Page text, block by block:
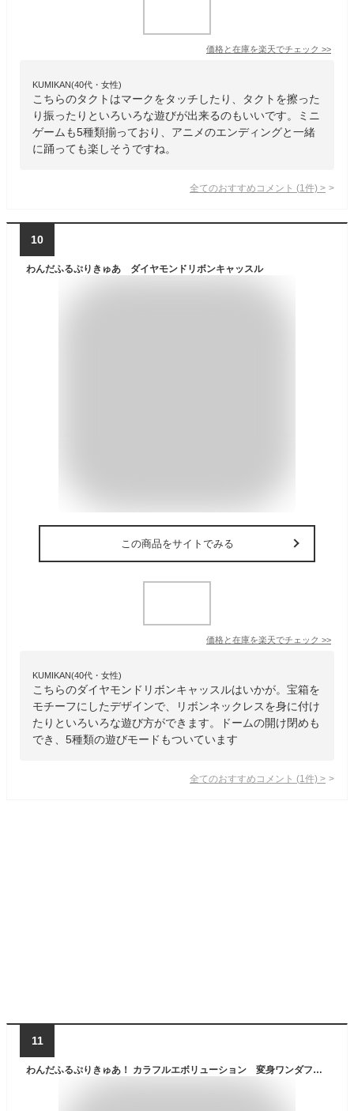
価格と在庫を楽天でチェック >>
KUMIKAN(40代・女性)
こちらのタクトはマークをタッチしたり、タクトを擦った
り振ったりといろいろな遊びが出来るのもいいです。ミニ
ゲームも5種類揃っており、アニメのエンディングと一緒
に踊っても楽しそうですね。
全てのおすすめコメント (1 件) >
10
わんだふるぷりきゅあ ダイヤモンドリボンキャッスル
この商品をサイトでみる
価格と在庫を楽天でチェック >>
KUMIKAN(40代・女性)
こちらのダイヤモンドリボンキャッスルはいかが。宝箱を
モチーフにしたデザインで、リボンネックレスを身に付け
たりといろいろな遊び方ができます。ドームの開け閉めも
でき、5種類の遊びモードもついています
全てのおすすめコメント (1 件) >
11
わんだふるぷりきゅあ！ カラフルエボリューション 変身ワンダフルパクトスペシャルセット